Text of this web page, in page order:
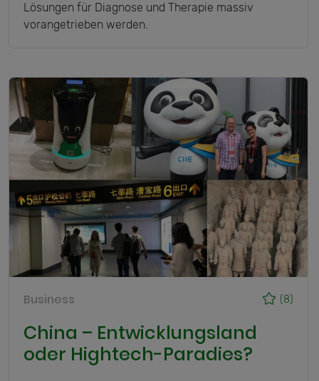
Lösungen für Diagnose und Therapie massiv
vorangetrieben werden.
(8)
Business
China – Entwicklungsland
oder Hightech-Paradies?